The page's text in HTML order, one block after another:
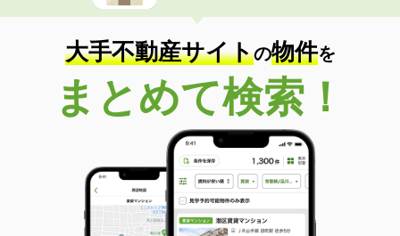
大手不動産サイトの物件を
まとめて検索！